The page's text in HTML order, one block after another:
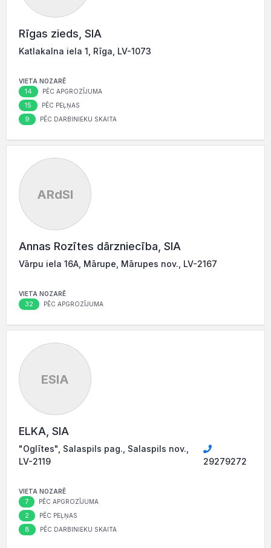
Rīgas zieds, SIA
Katlakalna iela 1, Rīga, LV-1073
VIETA NOZARĒ
14 PĒC APGROZĪJUMA
15 PĒC PEĻŅAS
9 PĒC DARBINIEKU SKAITA
ARdSI
Annas Rozītes dārzniecība, SIA
Vārpu iela 16A, Mārupe, Mārupes nov., LV-2167
VIETA NOZARĒ
32 PĒC APGROZĪJUMA
ESIA
ELKA, SIA
"Oglītes", Salaspils pag., Salaspils nov.,
LV-2119
29279272
VIETA NOZARĒ
7 PĒC APGROZĪJUMA
2 PĒC PEĻŅAS
8 PĒC DARBINIEKU SKAITA